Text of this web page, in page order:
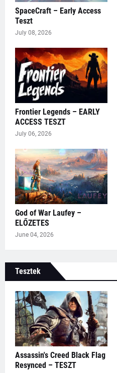
SpaceCraft – Early Access
Teszt
July 08, 2026
Frontier Legends – EARLY
ACCESS TESZT
July 06, 2026
God of War Laufey –
ELŐZETES
June 04, 2026
Tesztek
Assassin's Creed Black Flag
Resynced – TESZT